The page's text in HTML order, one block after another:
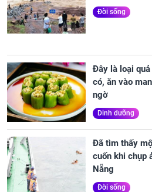
Đời sống
Đây là loại
có, ăn vào
ngờ
Dinh dưỡng
Đã tìm thấy
cuốn khi chụp
Nẵng
Đời sống